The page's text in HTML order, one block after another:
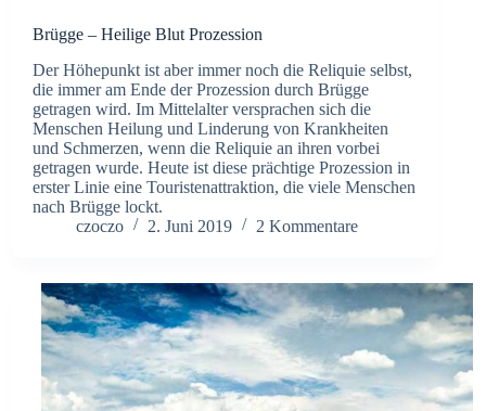
Brügge – Heilige Blut Prozession
Der Höhepunkt ist aber immer noch die Reliquie selbst,
die immer am Ende der Prozession durch Brügge
getragen wird. Im Mittelalter versprachen sich die
Menschen Heilung und Linderung von Krankheiten
und Schmerzen, wenn die Reliquie an ihren vorbei
getragen wurde. Heute ist diese prächtige Prozession in
erster Linie eine Touristenattraktion, die viele Menschen
nach Brügge lockt.
czoczo
2. Juni 2019 2 Kommentare